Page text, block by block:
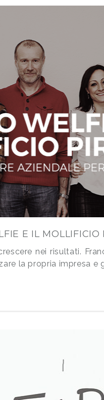
E IL MOLLIFICIO
nei risultati.
la propria impresa e